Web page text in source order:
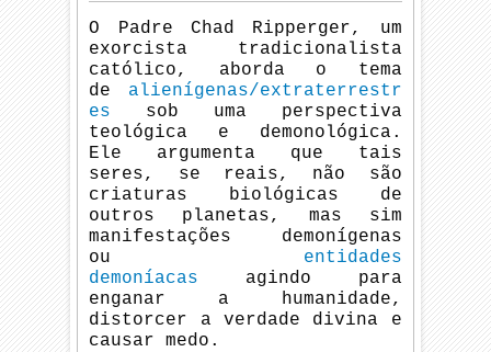
O Padre Chad Ripperger, um
exorcista tradicionalista
católico, aborda o tema
de alienígenas/extraterrestr
es sob uma perspectiva
teológica e demonológica.
Ele argumenta que tais
seres, se reais, não são
criaturas biológicas de
outros planetas, mas sim
manifestações demonígenas
ou entidades
demoníacas agindo para
enganar a humanidade,
distorcer a verdade divina e
causar medo.